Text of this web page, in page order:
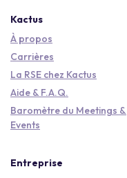
Kactus
À propos
Carrières
La RSE chez Kactus
Aide & F.A.Q.
Baromètre du Meetings &
Events
Entreprise